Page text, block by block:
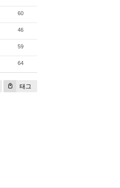
60
46
59
64
태그